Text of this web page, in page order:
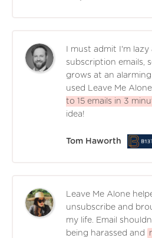
I must admit I'm
subscription emails,
grows at an
used Leave Me
to 15 emails in 3
idea!
Tom Haworth
Leave Me Alone
unsubscribe and
my life. Email
being harassed and